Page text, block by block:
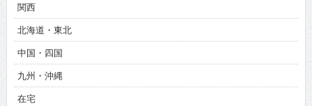
関西
北海道・東北
中国・四国
九州・沖縄
在宅